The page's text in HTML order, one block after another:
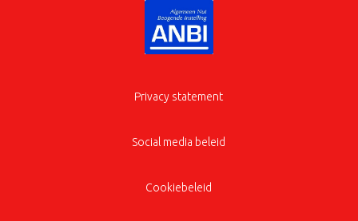
Privacy statement
Social media beleid
Cookiebeleid